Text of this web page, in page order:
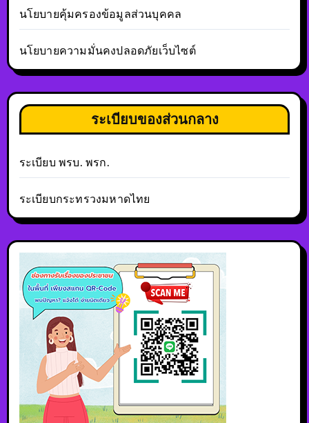
นโยบายคุ้มครองข้อมูลส่วนบุคคล
นโยบายความมั่นคงปลอดภัยเว็บไซต์
ระเบียบของส่วนกลาง
ระเบียบ พรบ. พรก.
ระเบียบกระทรวงมหาดไทย